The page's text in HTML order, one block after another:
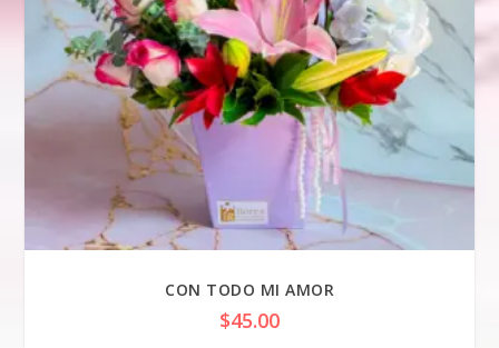
CON TODO MI AMOR
$45.00